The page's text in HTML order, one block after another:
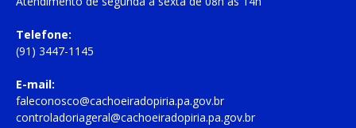
Telefone:
(91) 3447-1145
E-mail:
faleconosco@cachoeiradopiria.pa.gov.br
controladoriageral@cachoeiradopiria.pa.gov.br